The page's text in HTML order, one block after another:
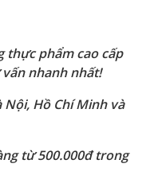
thực phẩm cao cấp
nhanh nhất!
Hồ Chí Minh và
từ 500.000đ trong